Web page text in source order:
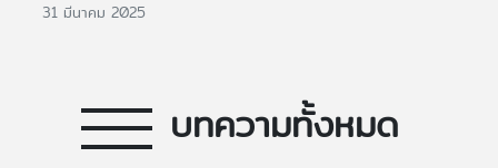
31 มีนาคม 2025
บทความทั้งหมด